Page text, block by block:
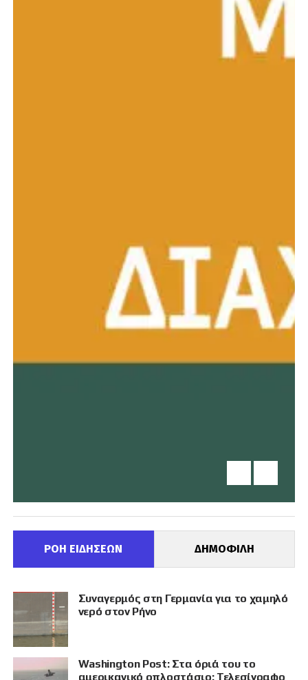
ΡΟΗ ΕΙΔΗΣΕΩΝ ΔΗΜΟΦΙΛΗ
Συναγερμός στη Γερμανία για το χαμηλό
νερό στον Ρήνο
Washington Post: Στα όριά του το
αμερικανικό οπλοστάσιο: Τελεσίγραφο